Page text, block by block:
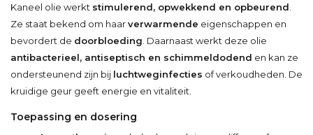
Kaneel olie werkt stimulerend, opwekkend en opbeurend
Ze staat bekend om haarverwarmende eigenschappen en
bevordert de doorbloeding . Daarnaast werkt deze olie
antibacterieel, antiseptisch en schimmeldodend en kan ze
ondersteunend zijn bij luchtweginfecties of verkoudheden. De
kruidige geur geeft energie en vitaliteit.
Toepassing en dosering